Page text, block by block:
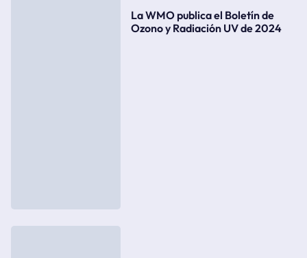
La WMO publica el Boletín de
Ozono y Radiación UV de 2024